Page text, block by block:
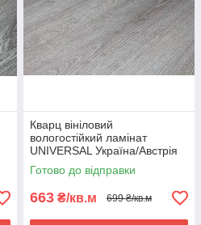
Кварц вініловий
вологостійкий ламінат
UNIVERSAL Україна/Австрія
411/2 - 42 клас
Готово до відправки
663 ₴/кв.м 699 ₴/кв.м